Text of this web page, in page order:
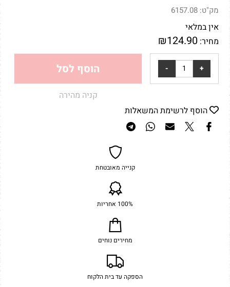
מק"ט: 6157.08
אין במלאי
מחיר:
₪124.90
הוסף לסל
קניה מהירה
הוסף לרשימת המשאלות
קנייה מאובטחת
100% אחריות
מחירים נוחים
הספקה עד בית הלקוח